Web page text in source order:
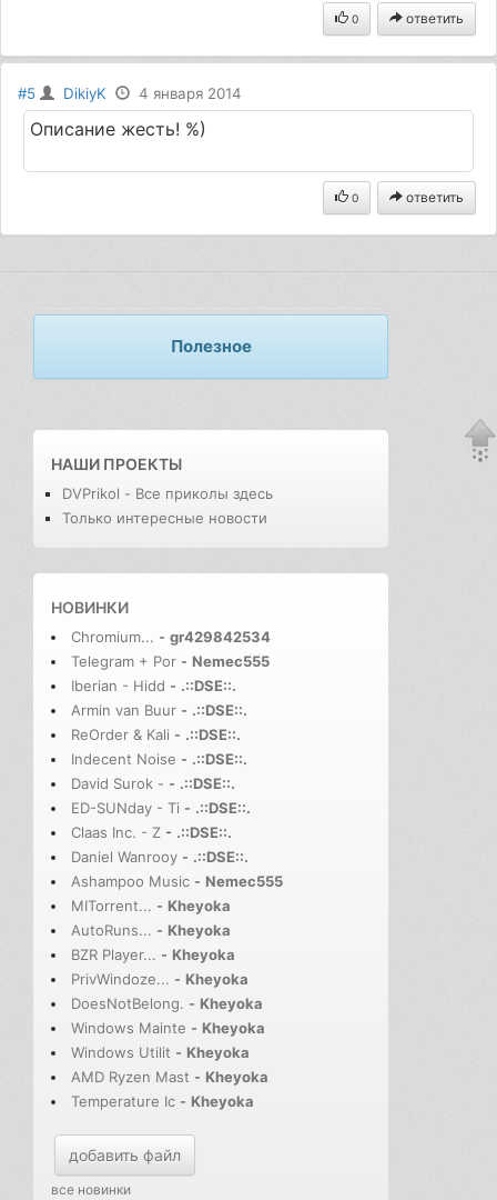
0 ответить
#5 DikiyK 4 января 2014
Описание жесть! %)
0 ответить
Полезное
НАШИ ПРОЕКТЫ
DVPrikol - Все приколы здесь
Только интересные новости
НОВИНКИ
Chromium... - gr429842534
Telegram + Por - Nemec555
Iberian - Hidd - .::DSE::.
Armin van Buur - .::DSE::.
ReOrder & Kali - .::DSE::.
Indecent Noise - .::DSE::.
David Surok - - .::DSE::.
ED-SUNday - Ti - .::DSE::.
Claas Inc. - Z - .::DSE::.
Daniel Wanrooy - .::DSE::.
Ashampoo Music - Nemec555
MITorrent... - Kheyoka
AutoRuns... - Kheyoka
BZR Player... - Kheyoka
PrivWindoze... - Kheyoka
DoesNotBelong. - Kheyoka
Windows Mainte - Kheyoka
Windows Utilit - Kheyoka
AMD Ryzen Mast - Kheyoka
Temperature Ic - Kheyoka
добавить файл
все новинки